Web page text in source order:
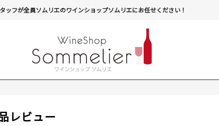
ッフが全員ソムリエのワインショップソムリエにお任せください！
レビュー